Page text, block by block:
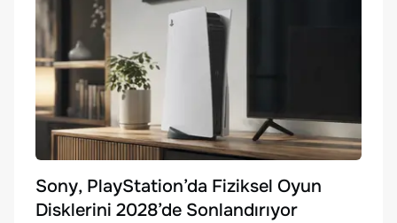
Sony, PlayStation’da Fiziksel Oyun
Disklerini 2028’de Sonlandırıyor